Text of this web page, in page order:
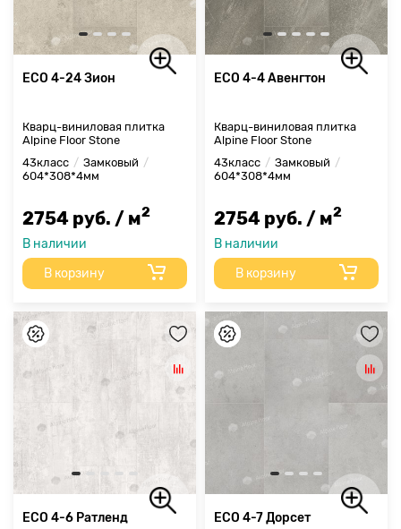
ECO 4-24 Зион
Кварц-виниловая плитка
Alpine Floor Stone
43класс
Замковый
604*308*4мм
2754 руб. / м2
В наличии
В корзину
ECO 4-4 Авенгтон
Кварц-виниловая плитка
Alpine Floor Stone
43класс
Замковый
604*308*4мм
2754 руб. / м2
В наличии
В корзину
ECO 4-6 Ратленд ECO 4-7 Дорсет